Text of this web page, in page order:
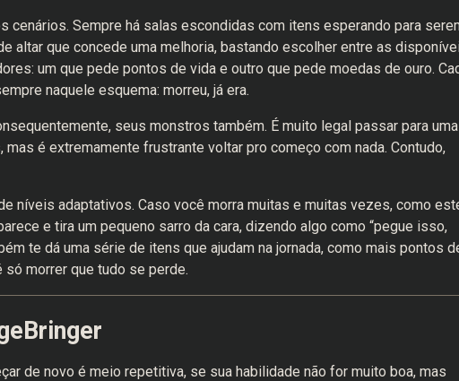
cenários. Sempre há salas escondidas com itens esperando para
altar que concede uma melhoria, bastando escolher entre as
um que pede pontos de vida e outro que pede moedas de ouro.
naquele esquema: morreu, já era.
seus monstros também. É muito legal passar para uma
é extremamente frustrante voltar pro começo com nada. Contudo,
níveis adaptativos. Caso você morra muitas e muitas vezes, como
e tira um pequeno sarro da cara, dizendo algo como “pegue isso,
te dá uma série de itens que ajudam na jornada, como mais pontos
só morrer que tudo se perde.
de novo é meio repetitiva, se sua habilidade não for muito boa, mas